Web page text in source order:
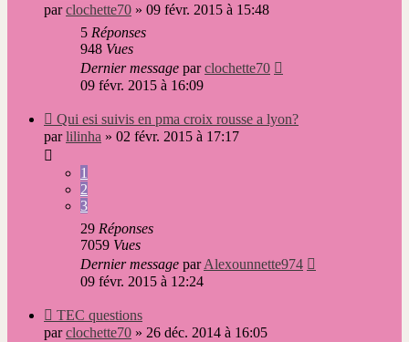
message
parclochette70 » 09 févr. 2015 à 15:48
5 Réponses
948 Vues
Dernier message parclochette70
09 févr. 2015 à 16:09
Nouveau
message
Qui esi suivis en pma croix rousse a lyon?
parlilinha » 02 févr. 2015 à 17:17
1
2
3
29 Réponses
7059 Vues
Dernier message parAlexounnette974
09 févr. 2015 à 12:24
Nouveau
message
TEC questions
parclochette70 » 26 déc. 2014 à 16:05